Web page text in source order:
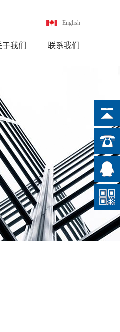
English
于我们 联系我们